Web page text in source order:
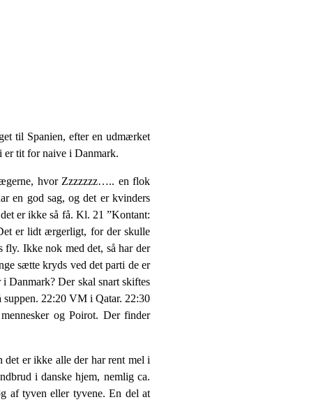
til Spanien, efter en udmærket
er tit for naive i Danmark.
hvor Zzzzzzz….. en flok
en god sag, og det er kvinders
er ikke så få. Kl. 21 ”Kontant:
er lidt ærgerligt, for der skulle
fly. Ikke nok med det, så har der
sætte kryds ved det parti de er
Danmark? Der skal snart skiftes
suppen. 22:20 VM i Qatar. 22:30
og Poirot. Der finder
det er ikke alle der har rent mel i
i danske hjem, nemlig ca.
af tyven eller tyvene. En del at